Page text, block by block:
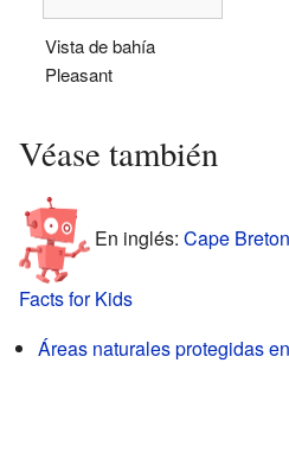
Vista de bahía
Pleasant
Véase también
En inglés: Cape
Facts for Kids
Áreas naturales protegidas